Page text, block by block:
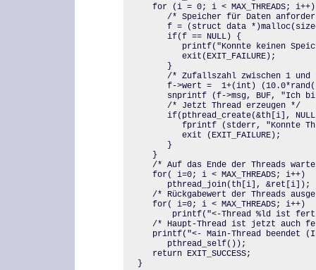
for (i = 0; i < MAX_THREADS;
/* Speicher für Daten anfordern
f = (struct data
if(f == NULL) {
printf("Konnte keinen
exit(EXIT_FAILURE);
}
/* Zufallszahl zwischen 1 und
f->wert =  1+(int) (10.0*rand()/
snprintf (f->msg, BUF, "Ich bin
/* Jetzt Thread erzeugen */
if(pthread_create(&th[i], NULL,
fprintf (stderr, "Konnte
exit (EXIT_FAILURE);
}
}
/* Auf das Ende der Threads
for( i=0; i < MAX_THREADS; i++)
pthread_join(th[i], &ret[i]);
/* Rückgabewert der Threads
for( i=0; i < MAX_THREADS; i++)
printf("<-Thread %ld ist
/* Haupt-Thread ist jetzt auch
printf("<- Main-Thread beendet
pthread_self());
return EXIT_SUCCESS;
}